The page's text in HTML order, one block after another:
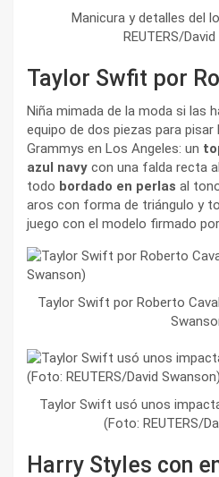
Manicura y detalles del
REUTERS/
Taylor Swfit por
Niña mimada de la moda si las
equipo de dos piezas para
Grammys en Los Angeles: un
azul navy con una falda recta
todo bordado en perlas al
aros con forma de triángulo y
juego con el modelo firmado
Taylor Swift por Roberto
Taylor Swift usó unos
(Foto: REUTERS/
Harry Styles con